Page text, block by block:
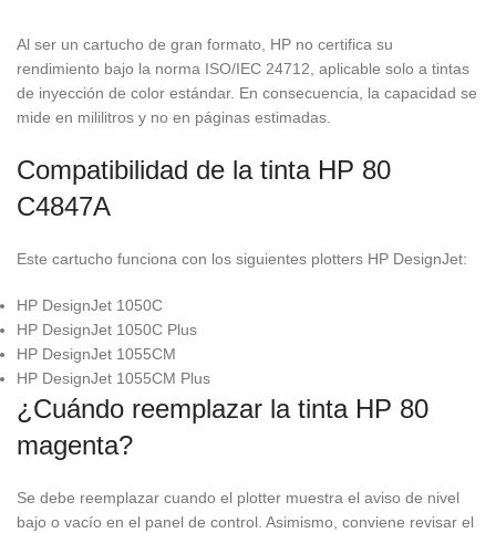
Al ser un cartucho de gran formato, HP no certifica su
rendimiento bajo la norma ISO/IEC 24712, aplicable solo a tintas
de inyección de color estándar. En consecuencia, la capacidad se
mide en mililitros y no en páginas estimadas.
Compatibilidad de la tinta HP 80
C4847A
Este cartucho funciona con los siguientes plotters HP DesignJet:
HP DesignJet 1050C
HP DesignJet 1050C Plus
HP DesignJet 1055CM
HP DesignJet 1055CM Plus
¿Cuándo reemplazar la tinta HP 80
magenta?
Se debe reemplazar cuando el plotter muestra el aviso de nivel
bajo o vacío en el panel de control. Asimismo, conviene revisar el